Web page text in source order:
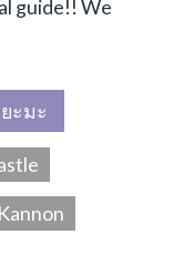
guide!! We
ะมะ